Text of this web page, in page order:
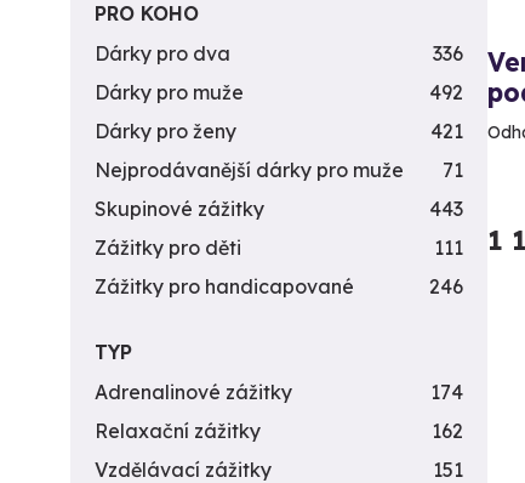
1
PRO KOHO
Dárky pro dva
336
Dárky pro muže
492
Dárky pro ženy
421
Nejprodávanější dárky pro muže
71
Skupinové zážitky
443
Zážitky pro děti
111
Zážitky pro handicapované
246
TYP
Adrenalinové zážitky
174
Relaxační zážitky
162
Vzdělávací zážitky
151